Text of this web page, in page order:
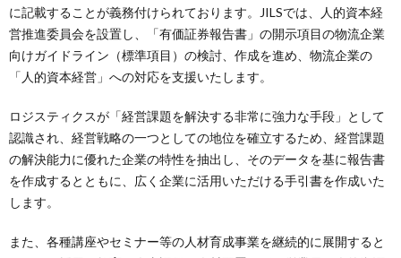
に記載することが義務付けられております。JILSでは、人的資本経
営推進委員会を設置し、「有価証券報告書」の開示項目の物流企業
向けガイドライン（標準項目）の検討、作成を進め、物流企業の
「人的資本経営」への対応を支援いたします。
ロジスティクスが「経営課題を解決する非常に強力な手段」として
認識され、経営戦略の一つとしての地位を確立するため、経営課題
の解決能力に優れた企業の特性を抽出し、そのデータを基に報告書
を作成するとともに、広く企業に活用いただける手引書を作成いた
します。
また、各種講座やセミナー等の人材育成事業を継続的に展開すると